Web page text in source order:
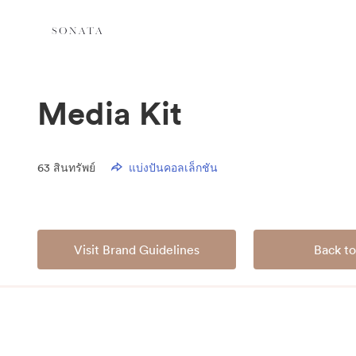
Media Kit
63 สินทรัพย์ แบ่งปันคอลเล็กชัน
Visit Brand Guidelines Back